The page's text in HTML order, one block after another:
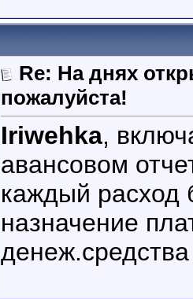
Re: На днях
пожалуйста!
Iriwehka,
авансовом
каждый расход
назначение